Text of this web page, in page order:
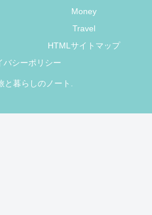
Money
Travel
HTMLサイトマップ
バシーポリシー
と暮らしのノート.